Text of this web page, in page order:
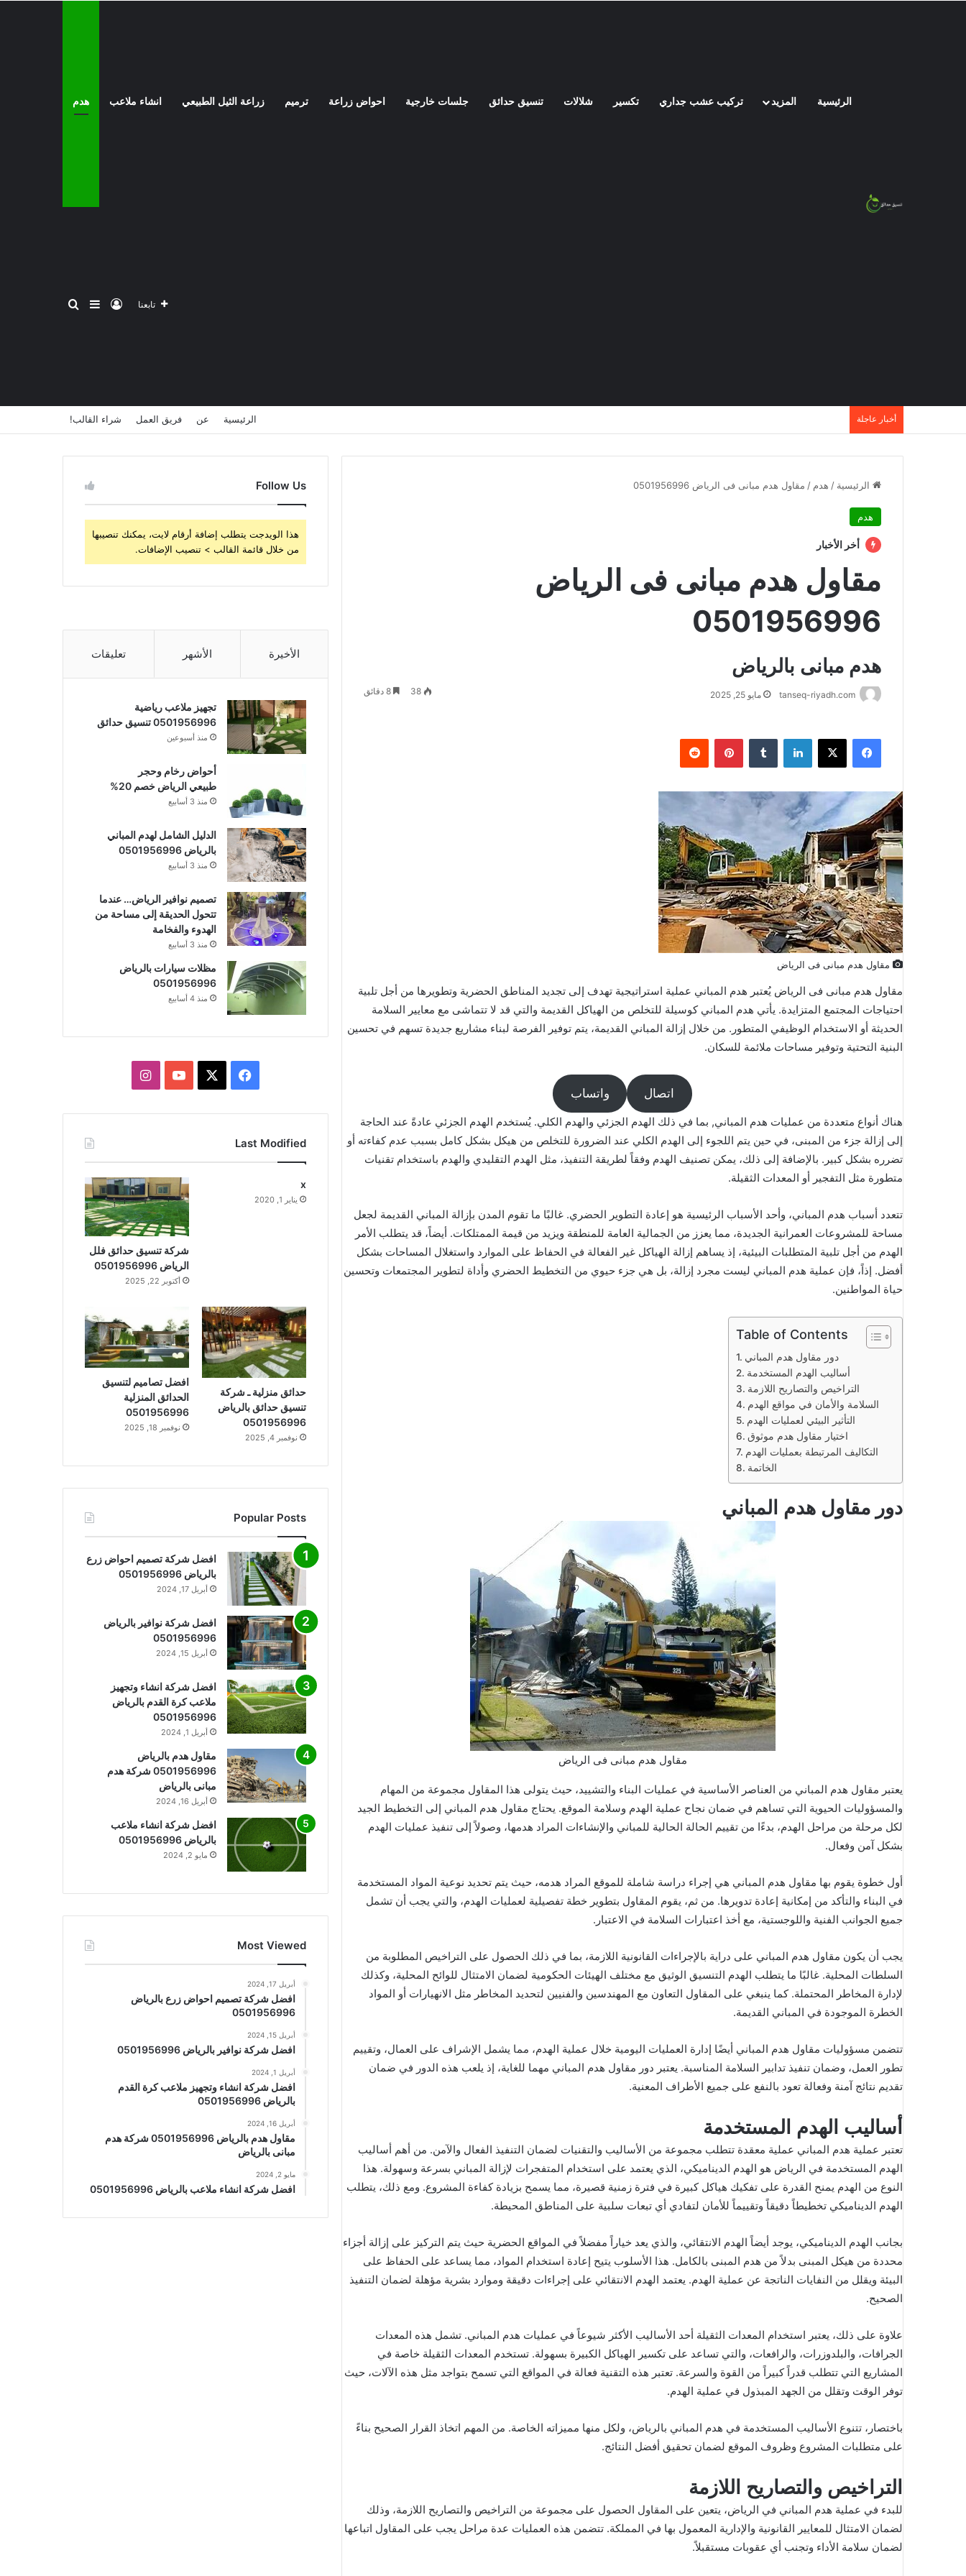
الرئيسية المزيد تركيب عشب جداري تكسير شلالات تنسيق حدائق جلسات خارجية احواض زراعة ترميم زراعة الثيل الطبيعي انشاء ملاعب هدم
تابعنا تسجيل الدخول
إضافة عمود جانبي
بحث عن
أخبار عاجلة الرئيسية عن فريق العمل شراء القالب!
الرئيسية / هدم / مقاول هدم مبانى فى الرياض 0501956996
هدم
أخر الأخبار
مقاول هدم مبانى فى الرياض
0501956996
هدم مبانى بالرياض
tanseq-riyadh.com مايو 25, 2025 38
فيسبوك X لينكدإن بينتيريست
مقاول هدم مبانى فى الرياض
مقاول هدم مبانى فى الرياض يُعتبر هدم المباني عملية استراتيجية تهدف إلى تجديد المناطق الحضرية وتطويرها من أجل تلبية
احتياجات المجتمع المتزايدة. يأتي هدم المباني كوسيلة للتخلص من الهياكل القديمة والتي قد لا تتماشى مع معايير السلامة
الحديثة أو الاستخدام الوظيفي المتطور. من خلال إزالة المباني القديمة، يتم توفير الفرصة لبناء مشاريع جديدة تسهم في تحسين
البنية التحتية وتوفير مساحات ملائمة للسكان.
اتصال واتساب
هناك أنواع متعددة من عمليات هدم المباني, بما في ذلك الهدم الجزئي والهدم الكلي. يُستخدم الهدم الجزئي عادةً عند الحاجة
إلى إزالة جزء من المبنى، في حين يتم اللجوء إلى الهدم الكلي عند الضرورة للتخلص من هيكل بشكل كامل بسبب عدم كفاءته أو
تضرره بشكل كبير. بالإضافة إلى ذلك، يمكن تصنيف الهدم وفقاً لطريقة التنفيذ، مثل الهدم التقليدي والهدم باستخدام تقنيات
متطورة مثل التفجير أو المعدات الثقيلة.
تتعدد أسباب هدم المباني، وأحد الأسباب الرئيسية هو إعادة التطوير الحضري. غالبًا ما تقوم المدن بإزالة المباني القديمة لجعل
مساحة للمشروعات العمرانية الجديدة، مما يعزز من الجمالية العامة للمنطقة ويزيد من قيمة الممتلكات. أيضاً، قد يتطلب الأمر
الهدم من أجل تلبية المتطلبات البيئية، إذ يساهم إزالة الهياكل غير الفعالة في الحفاظ على الموارد واستغلال المساحات بشكل
أفضل. إذاً، فإن عملية هدم المباني ليست مجرد إزالة، بل هي جزء حيوي من التخطيط الحضري وأداة لتطوير المجتمعات وتحسين
حياة المواطنين.
Table of Contents
دور مقاول هدم المباني
أساليب الهدم المستخدمة
التراخيص والتصاريح اللازمة
السلامة والأمان في مواقع الهدم
التأثير البيئي لعمليات الهدم
اختيار مقاول هدم موثوق
التكاليف المرتبطة بعمليات الهدم
الخاتمة
دور مقاول هدم المباني
مقاول هدم مبانى فى الرياض
يعتبر مقاول هدم المباني من العناصر الأساسية في عمليات البناء والتشييد، حيث يتولى هذا المقاول مجموعة من المهام
والمسؤوليات الحيوية التي تساهم في ضمان نجاح عملية الهدم وسلامة الموقع. يحتاج مقاول هدم المباني إلى التخطيط الجيد
لكل مرحلة من مراحل الهدم، بدءًا من تقييم الحالة الحالية للمباني والإنشاءات المراد هدمها، وصولاً إلى تنفيذ عمليات الهدم
بشكل آمن وفعال.
أول خطوة يقوم بها مقاول هدم المباني هي إجراء دراسة شاملة للموقع المراد هدمه، حيث يتم تحديد نوعية المواد المستخدمة
في البناء والتأكد من إمكانية إعادة تدويرها. من ثم، يقوم المقاول بتطوير خطة تفصيلية لعمليات الهدم، والتي يجب أن تشمل
جميع الجوانب الفنية واللوجستية، مع أخذ اعتبارات السلامة في الاعتبار.
يجب أن يكون مقاول هدم المباني على دراية بالإجراءات القانونية اللازمة، بما في ذلك الحصول على التراخيص المطلوبة من
السلطات المحلية. غالبًا ما يتطلب الهدم التنسيق الوثيق مع مختلف الهيئات الحكومية لضمان الامتثال للوائح المحلية، وكذلك
لإدارة المخاطر المحتملة. كما ينبغي على المقاول التعاون مع المهندسين والفنيين لتحديد المخاطر مثل الانهيارات أو المواد
الخطرة الموجودة في المباني القديمة.
تتضمن مسؤوليات مقاول هدم المباني أيضًا إدارة العمليات اليومية خلال عملية الهدم، مما يشمل الإشراف على العمال، وتقييم
تطور العمل، وضمان تنفيذ تدابير السلامة المناسبة. يعتبر دور مقاول هدم المباني مهما للغاية، إذ يلعب هذه الدور في ضمان
تقديم نتائج آمنة وفعالة تعود بالنفع على جميع الأطراف المعنية.
أساليب الهدم المستخدمة
تعتبر عملية هدم المباني عملية معقدة تتطلب مجموعة من الأساليب والتقنيات لضمان التنفيذ الفعال والآمن. من أهم أساليب
الهدم المستخدمة في الرياض هو الهدم الديناميكي، الذي يعتمد على استخدام المتفجرات لإزالة المباني بسرعة وسهولة. هذا
النوع من الهدم يمنح القدرة على تفكيك هياكل كبيرة في فترة زمنية قصيرة، مما يسمح بزيادة كفاءة المشروع. ومع ذلك، يتطلب
الهدم الديناميكي تخطيطاً دقيقاً وتقييماً للأمان لتفادي أي تبعات سلبية على المناطق المحيطة.
بجانب الهدم الديناميكي، يوجد أيضاً الهدم الانتقائي، والذي يعد خياراً مفضلاً في المواقع الحضرية حيث يتم التركيز على إزالة أجزاء
محددة من هيكل المبنى بدلاً من هدم المبنى بالكامل. هذا الأسلوب يتيح إعادة استخدام المواد، مما يساعد على الحفاظ على
البيئة ويقلل من النفايات الناتجة عن عملية الهدم. يعتمد الهدم الانتقائي على إجراءات دقيقة وموارد بشرية مؤهلة لضمان التنفيذ
الصحيح.
علاوة على ذلك، يعتبر استخدام المعدات الثقيلة أحد الأساليب الأكثر شيوعاً في عمليات هدم المباني. تشمل هذه المعدات
الجرافات، والبلدوزرات، والرافعات، والتي تساعد على تكسير الهياكل الكبيرة بسهولة. تستخدم المعدات الثقيلة خاصة في
المشاريع التي تتطلب قدراً كبيراً من القوة والسرعة. تعتبر هذه التقنية فعالة في المواقع التي تسمح بتواجد مثل هذه الآلات، حيث
توفر الوقت وتقلل من الجهد المبذول في عملية الهدم.
باختصار، تتنوع الأساليب المستخدمة في هدم المباني بالرياض، ولكل منها مميزاته الخاصة. من المهم اتخاذ القرار الصحيح بناءً
على متطلبات المشروع وظروف الموقع لضمان تحقيق أفضل النتائج.
التراخيص والتصاريح اللازمة
للبدء في عملية هدم المباني في الرياض، يتعين على المقاول الحصول على مجموعة من التراخيص والتصاريح اللازمة، وذلك
لضمان الامتثال للمعايير القانونية والإدارية المعمول بها في المملكة. تتضمن هذه العمليات عدة مراحل يجب على المقاول اتباعها
لضمان سلامة الأداء وتجنب أي عقوبات مستقبلاً.
Follow Us
هذا الويدجت يتطلب إضافة أرقام لايت، يمكنك تنصيبها
من خلال قائمة القالب > تنصيب الإضافات.
الأخيرة الأشهر تعليقات
تجهيز ملاعب رياضية
0501956996 تنسيق حدائق
منذ أسبوعين
أحواض رخام وحجر
طبيعي الرياض خصم 20%
منذ 3 أسابيع
الدليل الشامل لهدم المباني
بالرياض 0501956996
منذ 3 أسابيع
تصميم نوافير الرياض… عندما
تتحول الحديقة إلى مساحة من
الهدوء والفخامة
منذ 3 أسابيع
مظلات سيارات بالرياض
0501956996
منذ 4 أسابيع
فيسبوك يوتيوبانستقرام
Last Modified
x
يناير 1, 2020
شركة تنسيق حدائق فلل
الرياض 0501956996
أكتوبر 22, 2025
حدائق منزلية ـ شركة
تنسيق حدائق بالرياض
0501956996
نوفمبر 4, 2025
افضل تصاميم لتنسيق
الحدائق المنزلية
0501956996
نوفمبر 18, 2025
Popular Posts
افضل شركة تصميم احواض زرع
بالرياض 0501956996
أبريل 17, 2024
افضل شركة نوافير بالرياض
0501956996
أبريل 15, 2024
افضل شركة انشاء وتجهيز
ملاعب كرة القدم بالرياض
0501956996
أبريل 1, 2024
مقاول هدم بالرياض
0501956996 شركة هدم
مبانى بالرياض
أبريل 16, 2024
افضل شركة انشاء ملاعب
بالرياض 0501956996
مايو 2, 2024
Most Viewed
أبريل 17, 2024
افضل شركة تصميم احواض زرع بالرياض
0501956996
أبريل 15, 2024
افضل شركة نوافير بالرياض 0501956996
أبريل 1, 2024
افضل شركة انشاء وتجهيز ملاعب كرة القدم
بالرياض 0501956996
أبريل 16, 2024
مقاول هدم بالرياض 0501956996 شركة هدم
مبانى بالرياض
مايو 2, 2024
افضل شركة انشاء ملاعب بالرياض 0501956996